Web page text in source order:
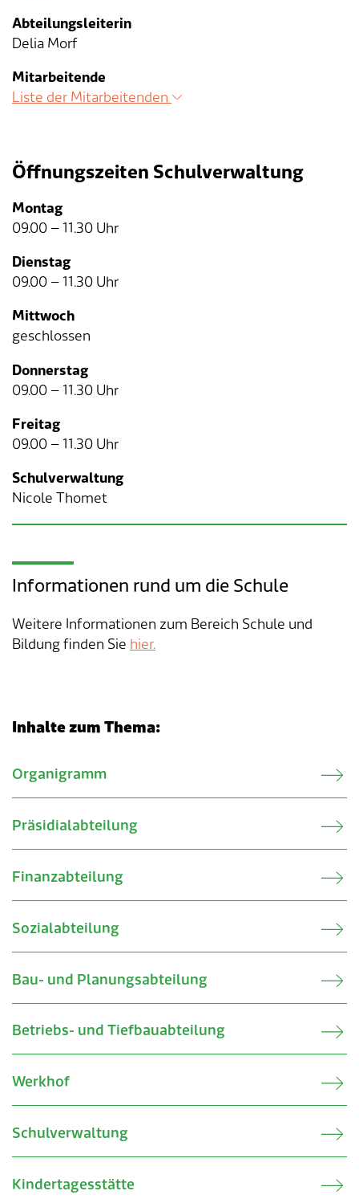
Abteilungsleiterin
Delia Morf
Mitarbeitende
Liste der Mitarbeitenden
Öffnungszeiten Schulverwaltung
Montag
09.00 – 11.30 Uhr
Dienstag
09.00 – 11.30 Uhr
Mittwoch
geschlossen
Donnerstag
09.00 – 11.30 Uhr
Freitag
09.00 – 11.30 Uhr
Schulverwaltung
Nicole Thomet
Informationen rund um die Schule
Weitere Informationen zum Bereich Schule und
Bildung finden Sie hier.
Verwandte Inhalte
Inhalte zum Thema:
Organigramm
Präsidialabteilung
Finanzabteilung
Sozialabteilung
Bau- und Planungsabteilung
Betriebs- und Tiefbauabteilung
Werkhof
Schulverwaltung
Kindertagesstätte
Tageselternverein
Gastronomie
Vermietung von Freizeitanlagen
Sozialversicherungen
Soziales
Bauen & Planen
ÖREB-Kataster
Umwelt
Abfall
Tiere
Verkehr & Mobilität
Über Lengnau
Burgergemeinde
Kirchgemeinden
Wirtschaft
Finanzabteilung
Sozialabteilung
Betriebs- und Tiefbauabteilung
Werkhof
Kindertagesstätte
Mitarbeitende
Offene Stellen
Gemeindenetzwerke
Dienstleistungen A-Z
Adressverzeichnis